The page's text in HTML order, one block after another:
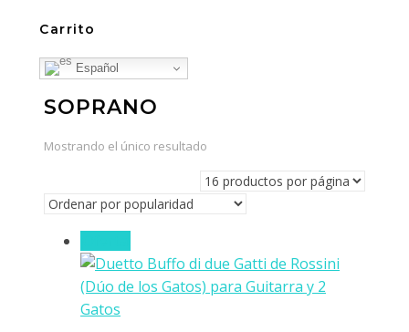
Carrito
Español
SOPRANO
Mostrando el único resultado